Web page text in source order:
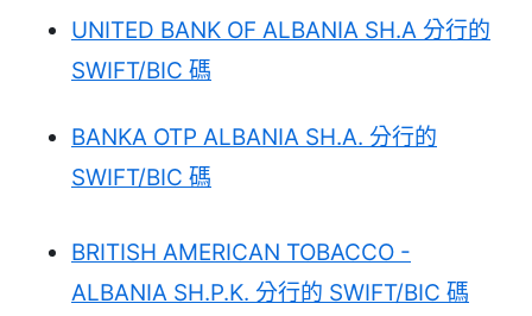
UNITED BANK OF ALBANIA SH.A 分行的
SWIFT/BIC 碼
BANKA OTP ALBANIA SH.A. 分行的
SWIFT/BIC 碼
BRITISH AMERICAN TOBACCO -
ALBANIA SH.P.K. 分行的 SWIFT/BIC 碼